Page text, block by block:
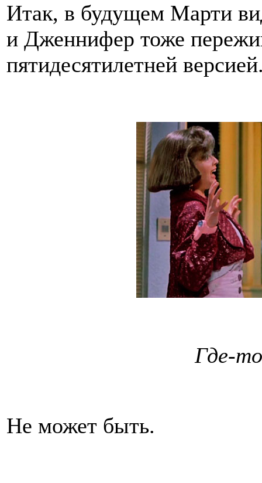
Итак, в будущем Марти
и Дженнифер тоже
пятидесятилетней
Где-
Не может быть.